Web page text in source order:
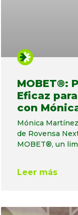
MOBET®:
Eficaz
con
Mónica
de Rovensa
MOBET®, un
Leer más